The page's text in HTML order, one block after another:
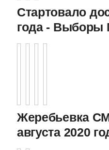
Стартовало
года - Выборы
Жеребьевка
августа 2020